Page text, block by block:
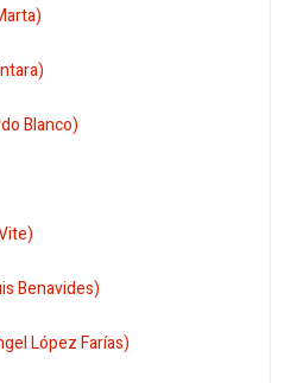
Blanco)
Benavides)
López Farías)